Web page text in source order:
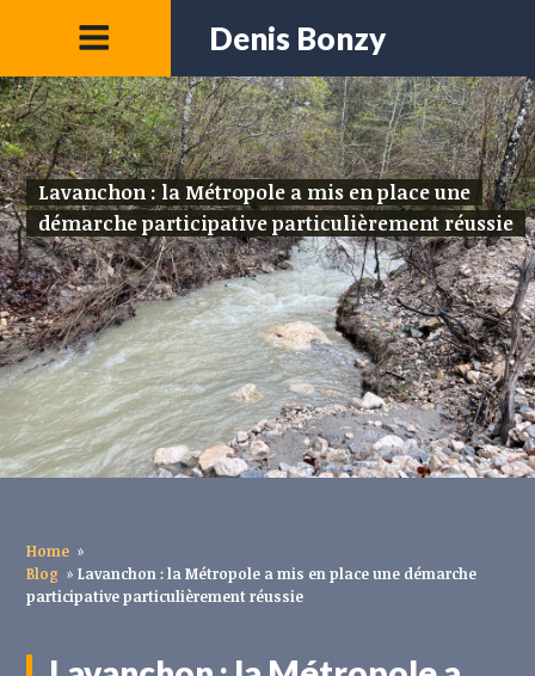
Denis Bonzy
Lavanchon : la Métropole a mis en place une
démarche participative particulièrement réussie
Home »
Blog » Lavanchon : la Métropole a mis en place une démarche
participative particulièrement réussie